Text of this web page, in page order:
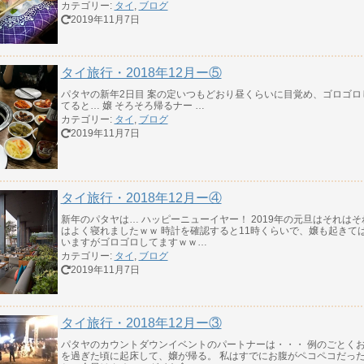
カテゴリー: タイ , ブログ
2019年11月7日
タイ旅行・2018年12月ー⑤
パタヤの新年2日目 案の定いつもどおり昼くらいに目覚め、ゴロゴロ
てると… 嬢 そろそろ帰るナー …
カテゴリー: タイ , ブログ
2019年11月7日
タイ旅行・2018年12月ー④
新年のパタヤは… ハッピーニューイヤー！ 2019年の元旦はそれはそ
はよく寝れましたｗｗ 時計を確認すると11時くらいで、嬢も起きて
いますがゴロゴロしてますｗｗ…
カテゴリー: タイ , ブログ
2019年11月7日
タイ旅行・2018年12月ー③
パタヤのカウントダウンイベントのパートナーは・・・ 例のごとく
を過ぎた頃に起床して、嬢が帰る。 私はすでにお腹がペコペコだっ